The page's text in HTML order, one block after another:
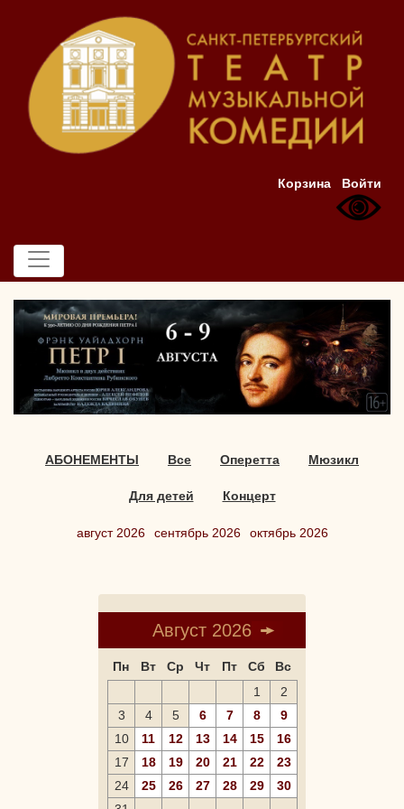
Корзина Войти
АБОНЕМЕНТЫ Все Оперетта Мюзикл
Для детей Концерт
август 2026 сентябрь 2026 октябрь 2026
Август 2026
Пн Вт Ср Чт Пт Сб
Вс
1
2
3
4 5 6 7 8
9
10
11 12 13 14 15
16
17
18 19 20 21 22
23
24
25 26 27 28 29
30